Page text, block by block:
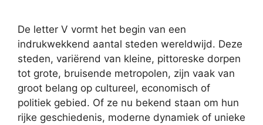
De letter V vormt het begin van een
indrukwekkend aantal steden wereldwijd. Deze
steden, variërend van kleine, pittoreske dorpen
tot grote, bruisende metropolen, zijn vaak van
groot belang op cultureel, economisch of
politiek gebied. Of ze nu bekend staan om hun
rijke geschiedenis, moderne dynamiek of unieke